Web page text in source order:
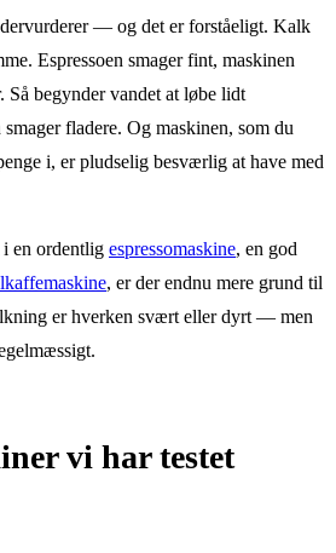
— og det er forståeligt. Kalk
Espressoen smager fint, maskinen
Så begynder vandet at løbe lidt
smager fladere. Og maskinen, som du
i, er pludselig besværlig at have med
i en ordentlig espressomaskine, en god
, er der endnu mere grund til
er hverken svært eller dyrt — men
vi har testet